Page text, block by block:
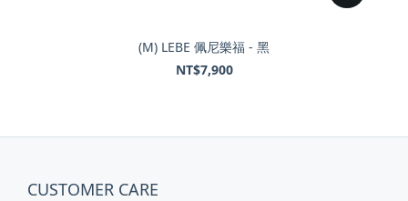
(M) LEBE 佩尼樂福 - 黑
NT$7,900
CUSTOMER CARE